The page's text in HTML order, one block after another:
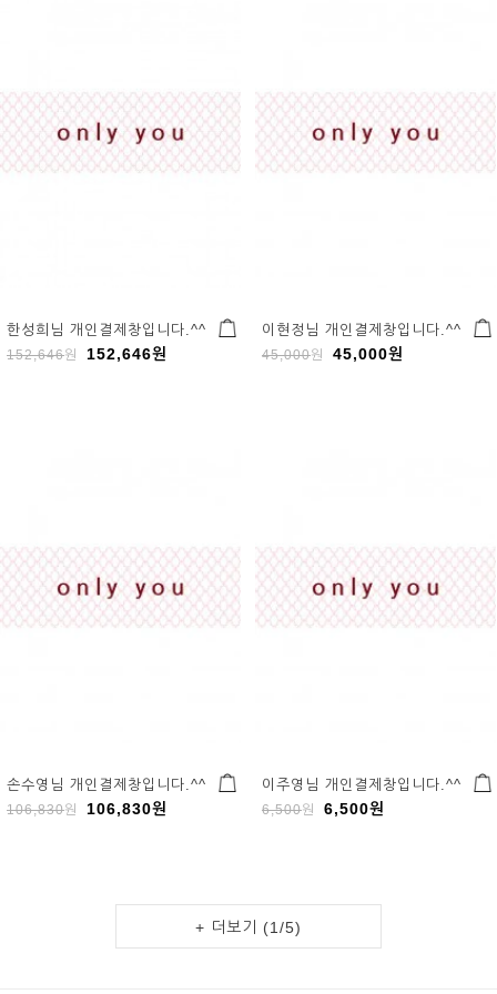
한성희님 개인결제창입니다.^^
152,646원 152,646원
이현정님 개인결제창입니다.^^
45,000원 45,000원
손수영님 개인결제창입니다.^^
106,830원 106,830원
이주영님 개인결제창입니다.^^
6,500원 6,500원
+ 더보기 (1 /5)